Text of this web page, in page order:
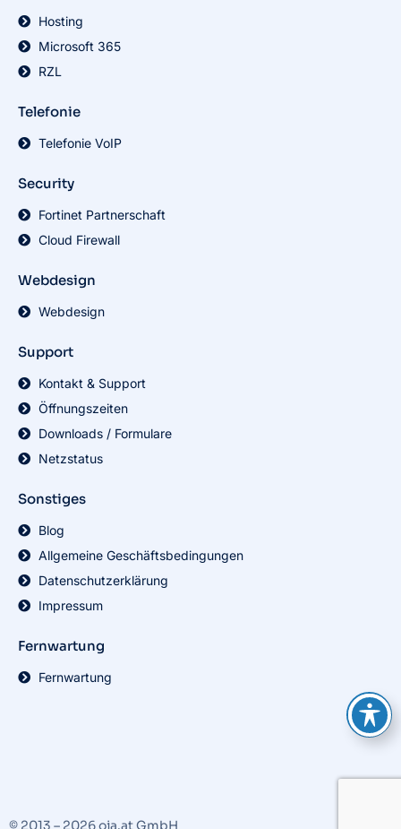
Hosting
Microsoft 365
RZL
Telefonie
Telefonie VoIP
Security
Fortinet Partnerschaft
Cloud Firewall
Webdesign
Webdesign
Support
Kontakt & Support
Öffnungszeiten
Downloads / Formulare
Netzstatus
Sonstiges
Blog
Allgemeine Geschäftsbedingungen
Datenschutzerklärung
Impressum
Fernwartung
Fernwartung
© 2013 – 2026 oja.at GmbH